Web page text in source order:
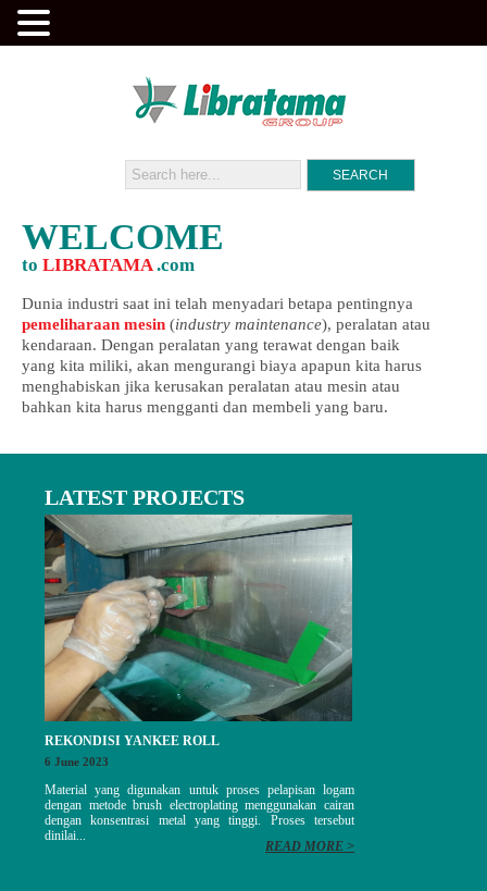
WELCOME
to LIBRATAMA.com
Dunia industri saat ini telah menyadari betapa pentingnya
pemeliharaan mesin (industry maintenance), peralatan atau
kendaraan. Dengan peralatan yang terawat dengan baik
yang kita miliki, akan mengurangi biaya apapun kita harus
menghabiskan jika kerusakan peralatan atau mesin atau
bahkan kita harus mengganti dan membeli yang baru.
LATEST PROJECTS
REKONDISI YANKEE ROLL
6 June 2023
Material yang digunakan untuk proses pelapisan logam
dengan metode brush electroplating menggunakan cairan
dengan konsentrasi metal yang tinggi. Proses tersebut
dinilai...
READ MORE >